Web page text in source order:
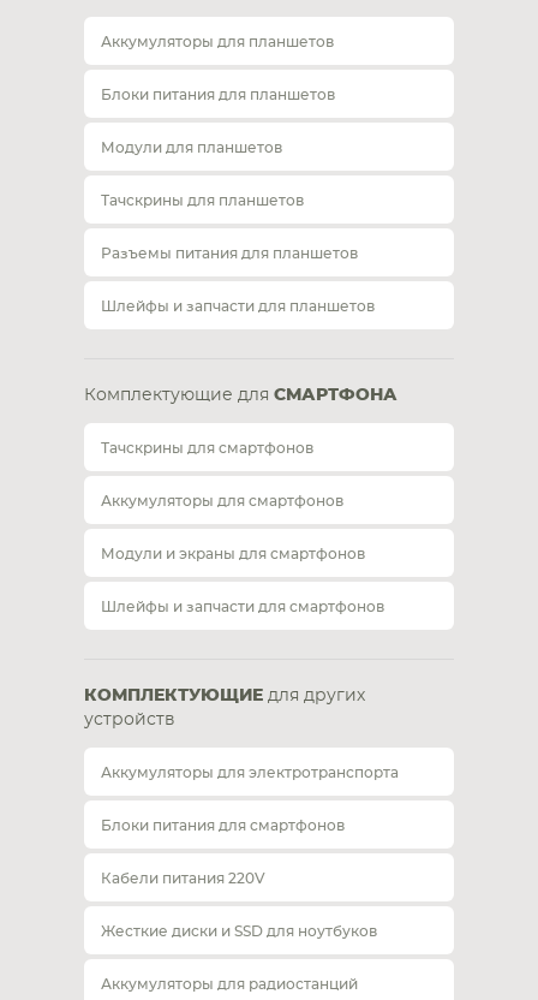
Аккумуляторы для планшетов
Блоки питания для планшетов
Модули для планшетов
Тачскрины для планшетов
Разъемы питания для планшетов
Шлейфы и запчасти для планшетов
Комплектующие для СМАРТФОНА
Тачскрины для смартфонов
Аккумуляторы для смартфонов
Модули и экраны для смартфонов
Шлейфы и запчасти для смартфонов
КОМПЛЕКТУЮЩИЕ для других
устройств
Аккумуляторы для электротранспорта
Блоки питания для смартфонов
Кабели питания 220V
Жесткие диски и SSD для ноутбуков
Аккумуляторы для радиостанций